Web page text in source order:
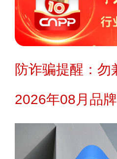
防诈骗提醒：勿
2026年08月品